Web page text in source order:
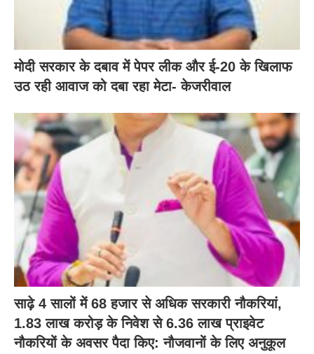
मोदी सरकार के दबाव में पेपर लीक और ई-20 के खिलाफ
उठ रही आवाज को दबा रहा मेटा- केजरीवाल
साढ़े 4 सालों में 68 हजार से अधिक सरकारी नौकरियां,
1.83 लाख करोड़ के निवेश से 6.36 लाख प्राइवेट
नौकरियों के अवसर पैदा किए: नौजवानों के लिए अनुकूल